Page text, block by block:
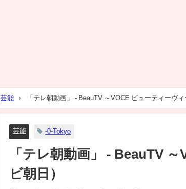
芸能 「テレ朝動画」 - BeauTV ～VOCE ビューティーヴィ
芸能 -0-Tokyo
「テレ朝動画」 - BeauTV
ビ朝日）